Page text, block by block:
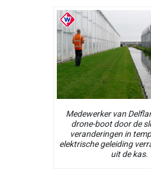
Medewerker van
drone-boot door de
veranderingen in
elektrische geleiding
uit de kas.